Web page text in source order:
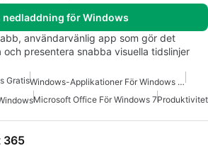
nedladdning för Windows
användarvänlig app som gör det
presentera snabba visuella tidslinjer
Gratis
Windows-Applikationer För Windows 10
Microsoft Office För Windows 7Produktivitet
365